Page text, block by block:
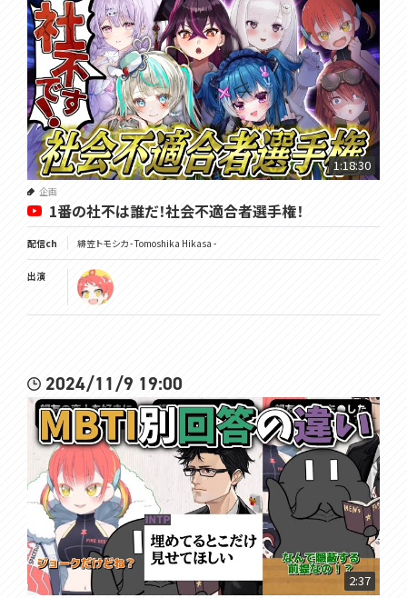
1:18:30
企画
1番の社不は誰だ！社会不適合者選手権！
配信ch 緋笠トモシカ - Tomoshika Hikasa -
出演
2024/11/9 19:00
2:37